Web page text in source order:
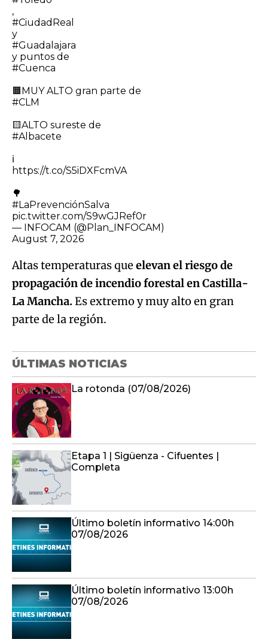
,
#CiudadReal
y
#Guadalajara
y puntos de
#Cuenca
🟧MUY ALTO gran parte de
#CLM
🟨ALTO sureste de
#Albacete
ℹ️
https://t.co/S5iDXFcmVA
🌳
#LaPrevenciónSalva
pic.twitter.com/S9wGJRef0r
— INFOCAM (@Plan_INFOCAM)
August 7, 2026
Altas temperaturas que elevan el riesgo de
propagación de incendio forestal en Castilla-
La Mancha.Es extremo y muy alto en gran
parte de la región.
ÚLTIMAS NOTICIAS
La rotonda (07/08/2026)
Etapa 1 | Sigüenza - Cifuentes |
Completa
Último boletín informativo 14:00h
07/08/2026
Último boletín informativo 13:00h
07/08/2026